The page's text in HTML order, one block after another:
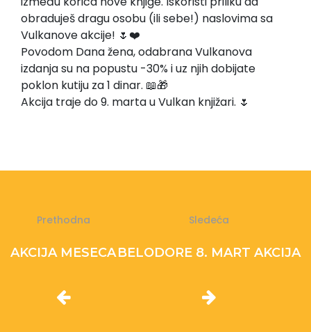
obraduješ dragu osobu (ili sebe!) naslovima sa
Vulkanove akcije! 🌷❤️
Povodom Dana žena, odabrana Vulkanova
izdanja su na popustu -30% i uz njih dobijate
poklon kutiju za 1 dinar. 📖🎁
Akcija traje do 9. marta u Vulkan knjižari. 🌷
Prethodna
AKCIJA MESECA
Sledeća
BELODORE 8. MART AKCIJA